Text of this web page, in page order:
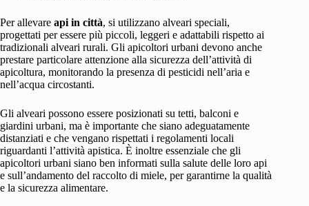
Per allevare api in città, si utilizzano alveari speciali,
progettati per essere più piccoli, leggeri e adattabili rispetto ai
tradizionali alveari rurali. Gli apicoltori urbani devono anche
prestare particolare attenzione alla sicurezza dell’attività di
apicoltura, monitorando la presenza di pesticidi nell’aria e
nell’acqua circostanti.
Gli alveari possono essere posizionati su tetti, balconi e
giardini urbani, ma è importante che siano adeguatamente
distanziati e che vengano rispettati i regolamenti locali
riguardanti l’attività apistica. È inoltre essenziale che gli
apicoltori urbani siano ben informati sulla salute delle loro api
e sull’andamento del raccolto di miele, per garantirne la qualità
e la sicurezza alimentare.